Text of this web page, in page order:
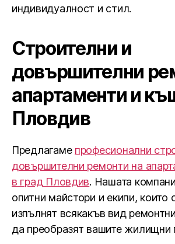
индивидуалност и стил.
Строителни и
довършителни
апартаменти и
Пловдив
Предлагаме професионални
довършителни ремонти на
в град Пловдив. Нашата
опитни майстори и екипи, които
изпълнят всякакъв вид
да преобразят вашите жилищни